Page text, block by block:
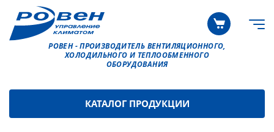
РОВЕН - ПРОИЗВОДИТЕЛЬ ВЕНТИЛЯЦИОННОГО,
ХОЛОДИЛЬНОГО И ТЕПЛООБМЕННОГО
ОБОРУДОВАНИЯ
КАТАЛОГ ПРОДУКЦИИ